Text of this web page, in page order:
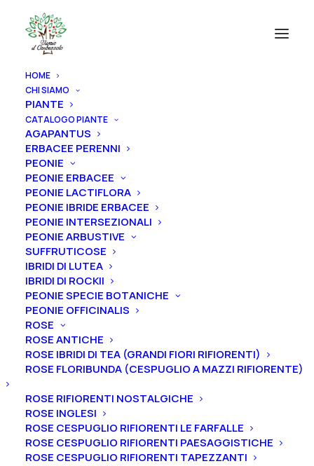
HOME
CHI SIAMO
PIANTE
CATALOGO PIANTE
AGAPANTUS
ERBACEE PERENNI
PEONIE
PEONIE ERBACEE
PEONIE LACTIFLORA
PEONIE IBRIDE ERBACEE
PEONIE INTERSEZIONALI
PEONIE ARBUSTIVE
SUFFRUTICOSE
IBRIDI DI LUTEA
IBRIDI DI ROCKII
PEONIE SPECIE BOTANICHE
PEONIE OFFICINALIS
ROSE
ROSE ANTICHE
ROSE IBRIDI DI TEA (GRANDI FIORI RIFIORENTI)
ROSE FLORIBUNDA (CESPUGLIO A MAZZI RIFIORENTE)
ROSE RIFIORENTI NOSTALGICHE
ROSE INGLESI
ROSE CESPUGLIO RIFIORENTI LE FARFALLE
ROSE CESPUGLIO RIFIORENTI PAESAGGISTICHE
ROSE CESPUGLIO RIFIORENTI TAPEZZANTI
Home Iris Iris germanica
Iris barbata alta (TB)